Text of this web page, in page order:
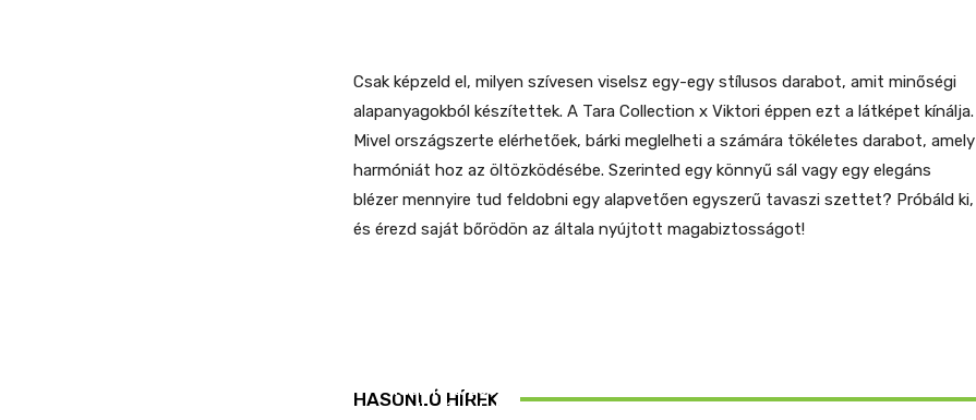
Csak képzeld el, milyen szívesen viselsz egy-egy stílusos darabot, amit minőségi
alapanyagokból készítettek. A Tara Collection x Viktori éppen ezt a látképet kínálja.
Mivel országszerte elérhetőek, bárki meglelheti a számára tökéletes darabot, amely
harmóniát hoz az öltözködésébe. Szerinted egy könnyű sál vagy egy elegáns
blézer mennyire tud feldobni egy alapvetően egyszerű tavaszi szettet? Próbáld ki,
és érezd saját bőrödön az általa nyújtott magabiztosságot!
HASONLÓ HÍREK
Idén is közösen
ellenőriztek